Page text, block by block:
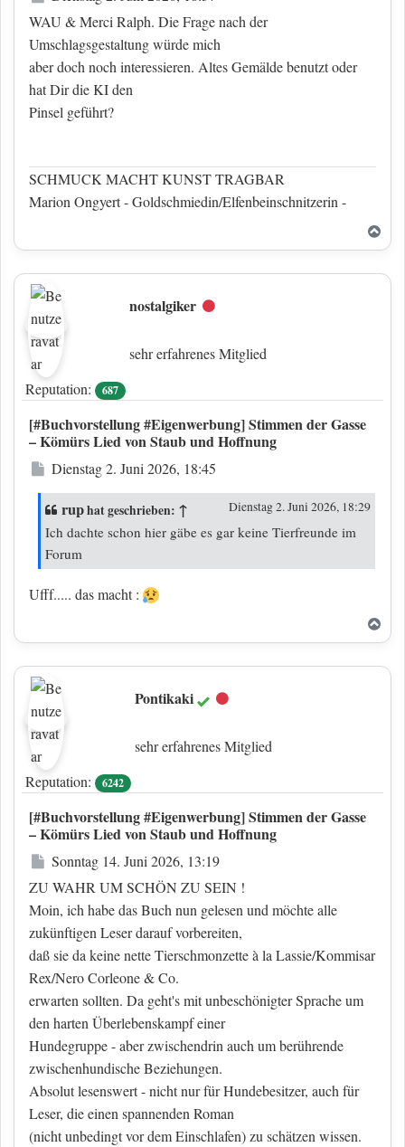
WAU & Merci Ralph. Die Frage nach der
Umschlagsgestaltung würde mich
aber doch noch interessieren. Altes Gemälde benutzt oder
hat Dir die KI den
Pinsel geführt?
SCHMUCK MACHT KUNST TRAGBAR
Marion Ongyert - Goldschmiedin/Elfenbeinschnitzerin -
nostalgiker Offline
sehr erfahrenes Mitglied
Reputation:
687
[#Buchvorstellung #Eigenwerbung] Stimmen der Gasse
– Kömürs Lied von Staub und Hoffnung
Beitrag
Dienstag 2. Juni 2026, 18:45
ruphat geschrieben: ↑ Dienstag 2. Juni 2026, 18:29
Ich dachte schon hier gäbe es gar keine Tierfreunde im
Forum
Ufff..... das macht :
Pontikaki Offline
sehr erfahrenes Mitglied
Reputation:
6242
[#Buchvorstellung #Eigenwerbung] Stimmen der Gasse
– Kömürs Lied von Staub und Hoffnung
Beitrag
Sonntag 14. Juni 2026, 13:19
ZU WAHR UM SCHÖN ZU SEIN !
Moin, ich habe das Buch nun gelesen und möchte alle
zukünftigen Leser darauf vorbereiten,
daß sie da keine nette Tierschmonzette à la Lassie/Kommisar
Rex/Nero Corleone & Co.
erwarten sollten. Da geht's mit unbeschönigter Sprache um
den harten Überlebenskampf einer
Hundegruppe - aber zwischendrin auch um berührende
zwischenhundische Beziehungen.
Absolut lesenswert - nicht nur für Hundebesitzer, auch für
Leser, die einen spannenden Roman
(nicht unbedingt vor dem Einschlafen) zu schätzen wissen.